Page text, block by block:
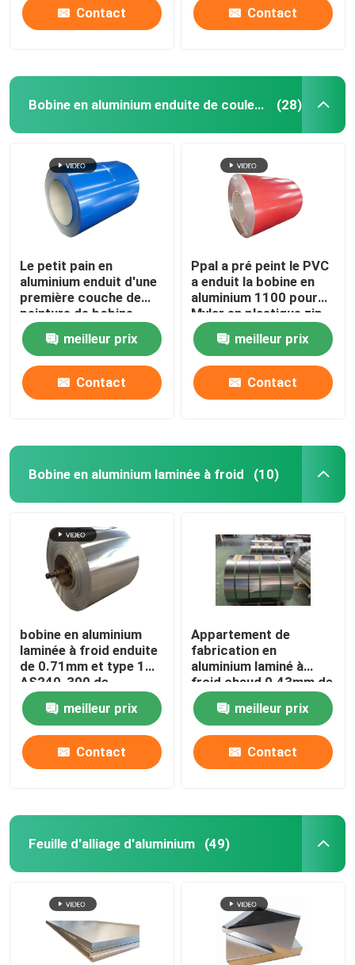
Contact Contact
Bobine en aluminium enduite de couleur (28)
Le petit pain en
aluminium enduit d'une
première couche de
peinture de bobine
zinguent la boîte de
rangement en acier
laminée à froid
1219mm de bobine
meilleur prix
Contact
Ppal a pré peint le PVC
a enduit la bobine en
aluminium 1100 pour
Mylar en plastique zip-
lock met en sac
300mm 405mm
505mm
meilleur prix
Contact
Bobine en aluminium laminée à froid (10)
bobine en aluminium
laminée à froid enduite
de 0.71mm et type 1
AS240-300 de
l'obligatoire en spirale
ASTM A463 de bande
meilleur prix
Contact
Appartement de
fabrication en
aluminium laminé à
froid chaud 0.43mm de
machine de gouttière
en aluminium de bobine
ZN d'AL G550
meilleur prix
Contact
Feuille d'alliage d'aluminium (49)